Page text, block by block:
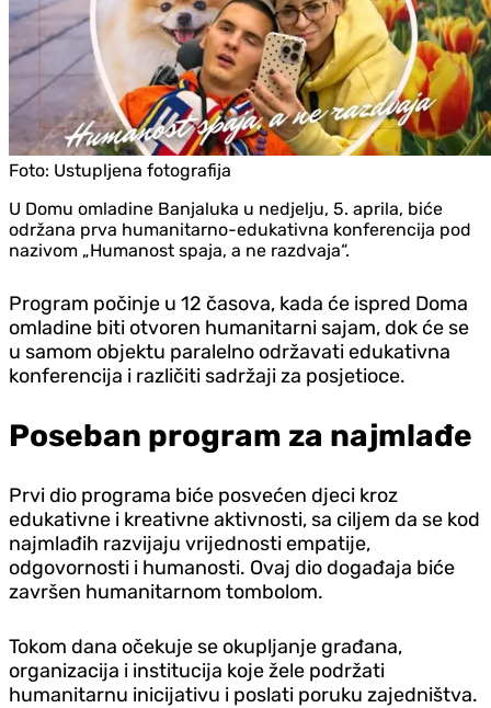
Foto: Ustupljena fotografija
U Domu omladine Banjaluka u nedjelju, 5. aprila, biće
održana prva humanitarno-edukativna konferencija pod
nazivom „Humanost spaja, a ne razdvaja“.
Program počinje u 12 časova, kada će ispred Doma
omladine biti otvoren humanitarni sajam, dok će se
u samom objektu paralelno održavati edukativna
konferencija i različiti sadržaji za posjetioce.
Poseban program za najmlađe
Prvi dio programa biće posvećen djeci kroz
edukativne i kreativne aktivnosti, sa ciljem da se kod
najmlađih razvijaju vrijednosti empatije,
odgovornosti i humanosti. Ovaj dio događaja biće
završen humanitarnom tombolom.
Tokom dana očekuje se okupljanje građana,
organizacija i institucija koje žele podržati
humanitarnu inicijativu i poslati poruku zajedništva.